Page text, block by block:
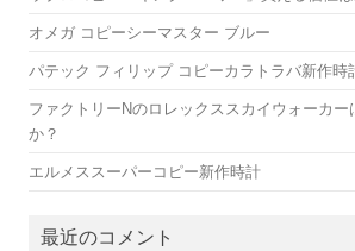
オメガ コピーシーマスター ブルー
パテック フィリップ コピーカラトラバ新作時
ファクトリーNのロレックススカイウォーカ
か？
エルメススーパーコピー新作時計
最近のコメント